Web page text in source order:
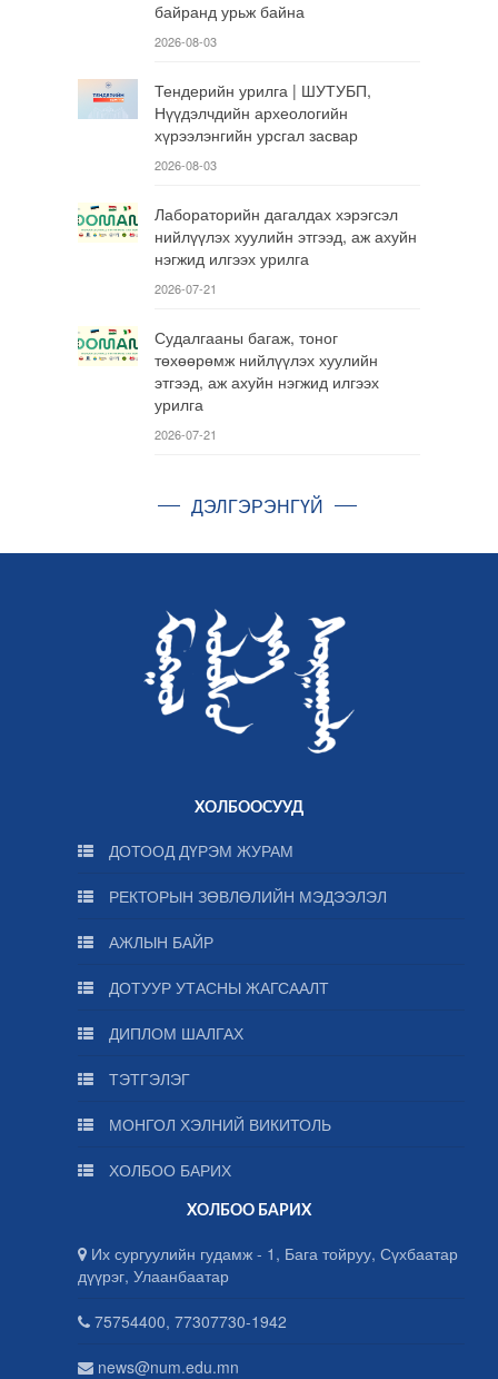
байранд урьж байна
2026-08-03
Тендерийн урилга | ШУТУБП,
Нүүдэлчдийн археологийн
хүрээлэнгийн урсгал засвар
2026-08-03
Лабораторийн дагалдах хэрэгсэл
нийлүүлэх хуулийн этгээд, аж ахуйн
нэгжид илгээх урилга
2026-07-21
Судалгааны багаж, тоног
төхөөрөмж нийлүүлэх хуулийн
этгээд, аж ахуйн нэгжид илгээх
урилга
2026-07-21
ДЭЛГЭРЭНГҮЙ
ХОЛБООСУУД
ДОТООД ДҮРЭМ ЖУРАМ
РЕКТОРЫН ЗӨВЛӨЛИЙН МЭДЭЭЛЭЛ
АЖЛЫН БАЙР
ДОТУУР УТАСНЫ ЖАГСААЛТ
ДИПЛОМ ШАЛГАХ
ТЭТГЭЛЭГ
МОНГОЛ ХЭЛНИЙ ВИКИТОЛЬ
ХОЛБОО БАРИХ
ХОЛБОО БАРИХ
Их сургуулийн гудамж - 1, Бага тойруу, Сүхбаатар
дүүрэг, Улаанбаатар
75754400, 77307730-1942
news@num.edu.mn